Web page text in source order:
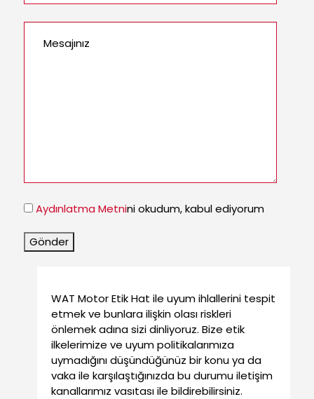
Aydınlatma Metnini okudum, kabul ediyorum
Gönder
WAT Motor Etik Hat ile uyum ihlallerini tespit
etmek ve bunlara ilişkin olası riskleri
önlemek adına sizi dinliyoruz. Bize etik
ilkelerimize ve uyum politikalarımıza
uymadığını düşündüğünüz bir konu ya da
vaka ile karşılaştığınızda bu durumu iletişim
kanallarımız vasıtası ile bildirebilirsiniz.